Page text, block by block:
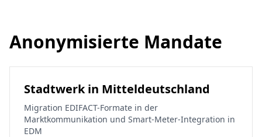
Anonymisierte Mandate
Stadtwerk in Mitteldeutschland
Migration EDIFACT-Formate in der
Marktkommunikation und Smart-Meter-Integration in
EDM